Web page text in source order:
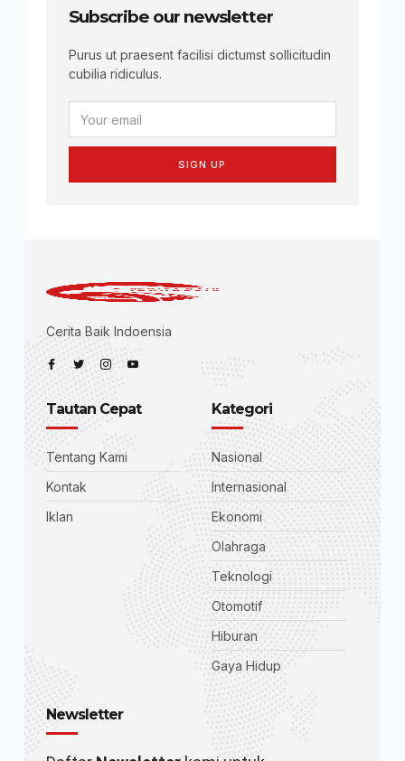
Subscribe our newsletter
Purus ut praesent facilisi dictumst sollicitudin
cubilia ridiculus.
SIGN UP
Cerita Baik Indoensia
Tautan Cepat
Tentang Kami
Kontak
Iklan
Kategori
Nasional
Internasional
Ekonomi
Olahraga
Teknologi
Otomotif
Hiburan
Gaya Hidup
Newsletter